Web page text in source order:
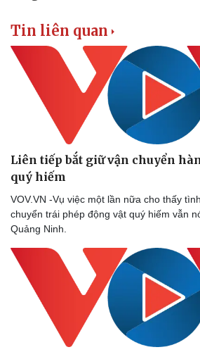
Tin liên quan
Liên tiếp bắt giữ vận chuyển
quý hiếm
VOV.VN -Vụ việc một lần nữa cho thấy
chuyển trái phép động vật quý hiếm vẫn
Quảng Ninh.